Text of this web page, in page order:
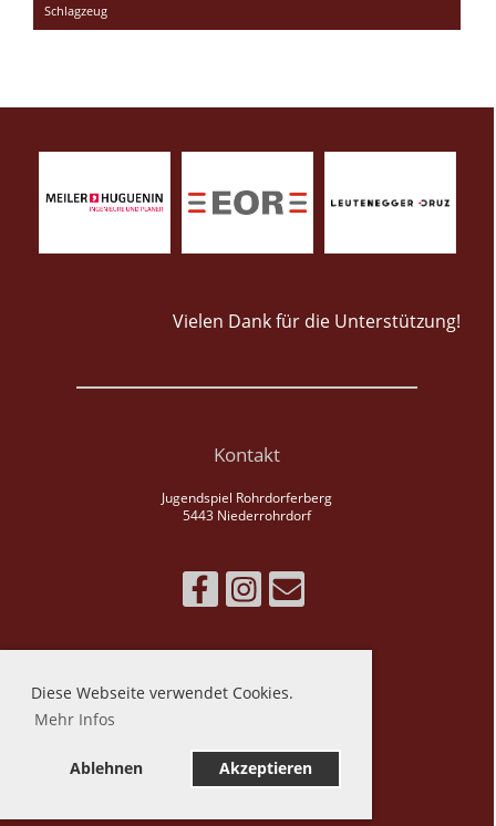
Diese Webseite verwendet Cookies.
Mehr Infos
Ablehnen Akzeptieren
Schlagzeug
Vielen Dank für die Unterstützung!
Kontakt
Jugendspiel Rohrdorferberg
5443 Niederrohrdorf
Datenschutz
Erstellt mit ClubDesk Vereinssoftware